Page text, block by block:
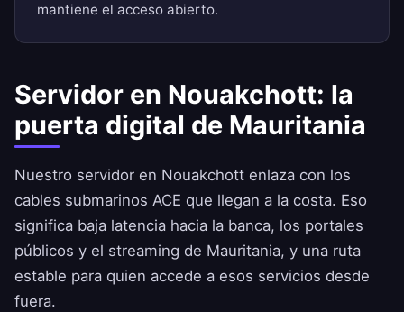
mantiene el acceso abierto.
Servidor en Nouakchott: la
puerta digital de Mauritania
Nuestro servidor en Nouakchott enlaza con los
cables submarinos ACE que llegan a la costa. Eso
significa baja latencia hacia la banca, los portales
públicos y el streaming de Mauritania, y una ruta
estable para quien accede a esos servicios desde
fuera.